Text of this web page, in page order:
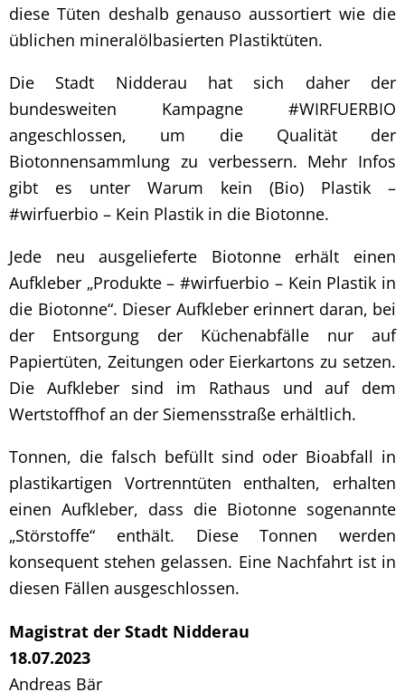
diese Tüten deshalb genauso aussortiert wie die
üblichen mineralölbasierten Plastiktüten.
Die Stadt Nidderau hat sich daher der
bundesweiten Kampagne #WIRFUERBIO
angeschlossen, um die Qualität der
Biotonnensammlung zu verbessern. Mehr Infos
gibt es unter Warum kein (Bio) Plastik –
#wirfuerbio – Kein Plastik in die Biotonne.
Jede neu ausgelieferte Biotonne erhält einen
Aufkleber „Produkte – #wirfuerbio – Kein Plastik in
die Biotonne“. Dieser Aufkleber erinnert daran, bei
der Entsorgung der Küchenabfälle nur auf
Papiertüten, Zeitungen oder Eierkartons zu setzen.
Die Aufkleber sind im Rathaus und auf dem
Wertstoffhof an der Siemensstraße erhältlich.
Tonnen, die falsch befüllt sind oder Bioabfall in
plastikartigen Vortrenntüten enthalten, erhalten
einen Aufkleber, dass die Biotonne sogenannte
„Störstoffe“ enthält. Diese Tonnen werden
konsequent stehen gelassen. Eine Nachfahrt ist in
diesen Fällen ausgeschlossen.
Magistrat der Stadt Nidderau
18.07.2023
Andreas Bär